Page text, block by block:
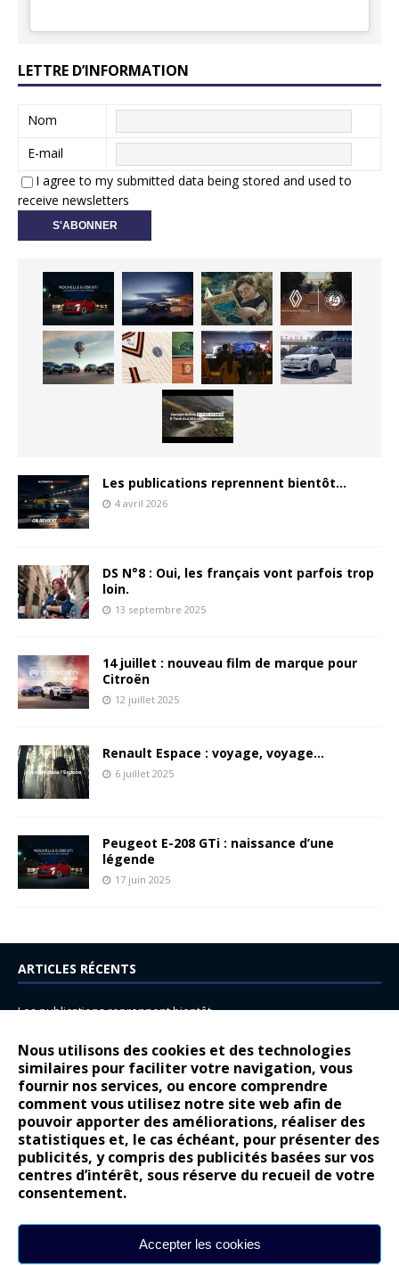
Nous utilisons des cookies et des technologies
similaires pour faciliter votre navigation, vous
fournir nos services, ou encore comprendre
comment vous utilisez notre site web afin de
pouvoir apporter des améliorations, réaliser des
statistiques et, le cas échéant, pour présenter des
publicités, y compris des publicités basées sur vos
centres d’intérêt, sous réserve du recueil de votre
consentement.
Accepter les cookies
LETTRE D’INFORMATION
Nom
E-mail
I agree to my submitted data being stored and used to
receive newsletters
Les publications reprennent bientôt…
4 avril 2026
DS N°8 : Oui, les français vont parfois trop
loin.
13 septembre 2025
14 juillet : nouveau film de marque pour
Citroën
12 juillet 2025
Renault Espace : voyage, voyage…
6 juillet 2025
Peugeot E-208 GTi : naissance d’une
légende
17 juin 2025
ARTICLES RÉCENTS
Les publications reprennent bientôt…
14 juillet : nouveau film de marque pour Citroën
Renault Espace : voyage, voyage…
Peugeot E-208 GTi : naissance d’une légende
COMMENTAIRES RÉCENTS
Bernard Dardartdans
Gilly
gyo